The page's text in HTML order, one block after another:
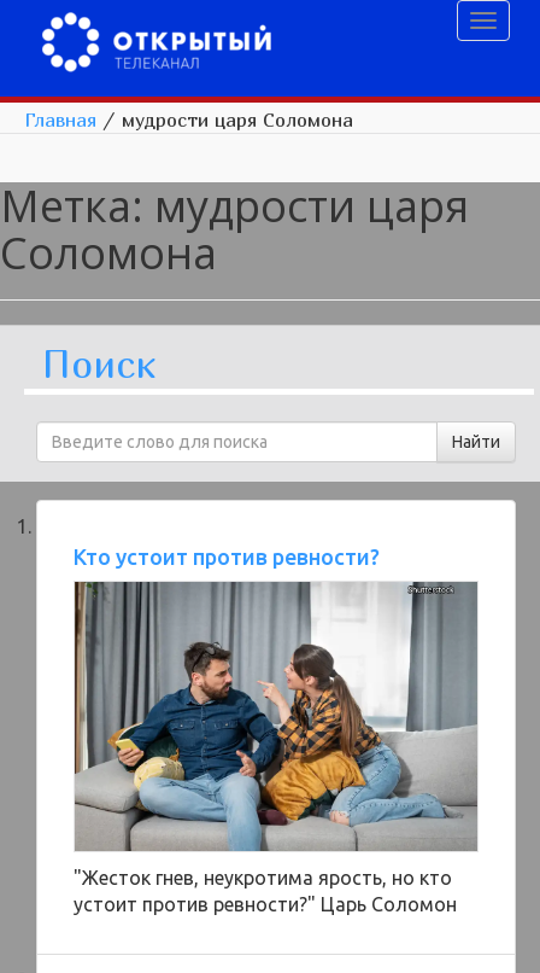
Главная / мудрости царя Соломона
Метка: мудрости царя
Соломона
Поиск
Кто устоит против ревности?
"Жесток гнев, неукротима ярость, но кто
устоит против ревности?" Царь Соломон